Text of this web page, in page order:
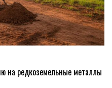
на редкоземельные металлы